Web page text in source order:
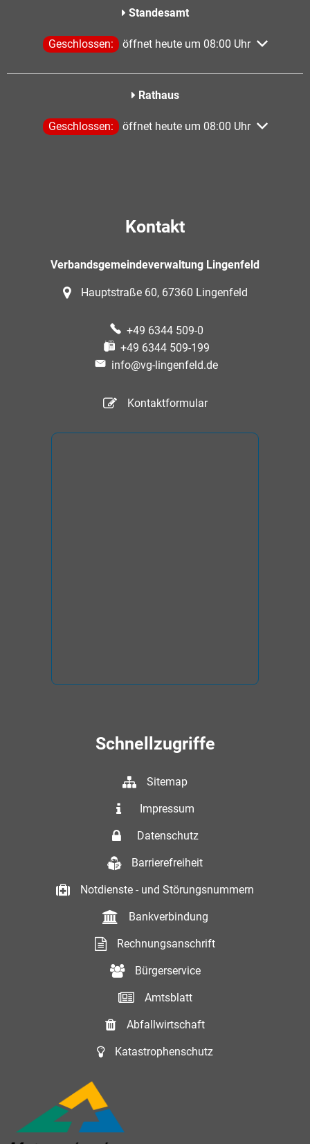
Standesamt
Klicken, um weitere Öffnungs- oder Schließzeiten
Geschlossen: öffnet heute um 08:00 Uhr
Rathaus
Klicken, um weitere Öffnungs- oder Schließzeiten
Geschlossen: öffnet heute um 08:00 Uhr
Kontakt
Verbandsgemeindeverwaltung Lingenfeld
Hauptstraße 60, 67360 Lingenfeld
+49 6344 509-0
+49 6344 509-199
info@vg-lingenfeld.de
Kontaktformular
Schnellzugriffe
Sitemap
Impressum
Datenschutz
Barrierefreiheit
Notdienste - und Störungsnummern
Bankverbindung
Rechnungsanschrift
Bürgerservice
Amtsblatt
Abfallwirtschaft
Katastrophenschutz